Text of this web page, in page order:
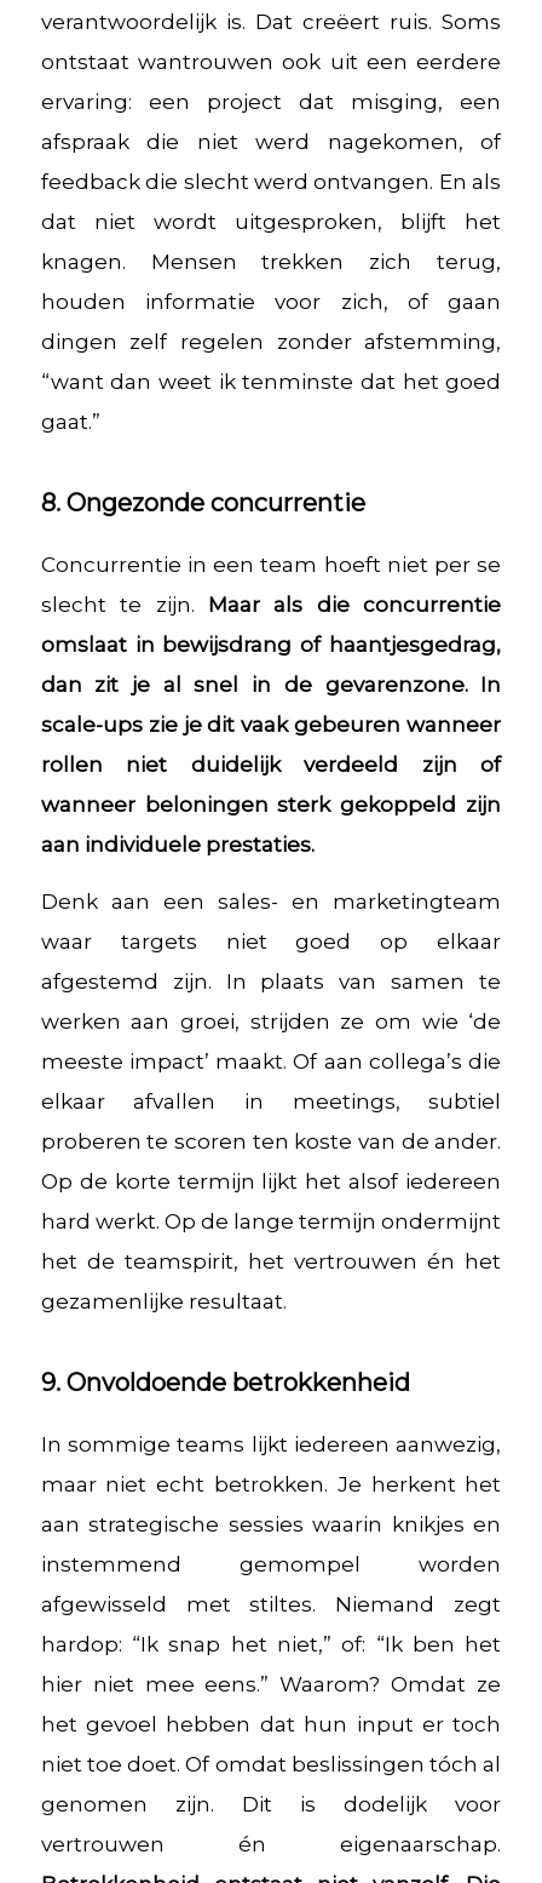
verantwoordelijk is. Dat creëert ruis. Soms
ontstaat wantrouwen ook uit een eerdere
ervaring: een project dat misging, een
afspraak die niet werd nagekomen, of
feedback die slecht werd ontvangen. En als
dat niet wordt uitgesproken, blijft het
knagen. Mensen trekken zich terug,
houden informatie voor zich, of gaan
dingen zelf regelen zonder afstemming,
“want dan weet ik tenminste dat het goed
gaat.”
8. Ongezonde concurrentie
Concurrentie in een team hoeft niet per se
slecht te zijn. Maar als die concurrentie
omslaat in bewijsdrang of haantjesgedrag,
dan zit je al snel in de gevarenzone. In
scale-ups zie je dit vaak gebeuren wanneer
rollen niet duidelijk verdeeld zijn of
wanneer beloningen sterk gekoppeld zijn
aan individuele prestaties.
Denk aan een sales- en marketingteam
waar targets niet goed op elkaar
afgestemd zijn. In plaats van samen te
werken aan groei, strijden ze om wie ‘de
meeste impact’ maakt. Of aan collega’s die
elkaar afvallen in meetings, subtiel
proberen te scoren ten koste van de ander.
Op de korte termijn lijkt het alsof iedereen
hard werkt. Op de lange termijn ondermijnt
het de teamspirit, het vertrouwen én het
gezamenlijke resultaat.
9. Onvoldoende betrokkenheid
In sommige teams lijkt iedereen aanwezig,
maar niet echt betrokken. Je herkent het
aan strategische sessies waarin knikjes en
instemmend gemompel worden
afgewisseld met stiltes. Niemand zegt
hardop: “Ik snap het niet,” of: “Ik ben het
hier niet mee eens.” Waarom? Omdat ze
het gevoel hebben dat hun input er toch
niet toe doet. Of omdat beslissingen tóch al
genomen zijn. Dit is dodelijk voor
vertrouwen én eigenaarschap.